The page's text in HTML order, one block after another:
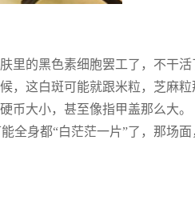
里的黑色素细胞罢工了，不干
，这白斑可能就跟米粒，芝麻粒
币大小，甚至像指甲盖那么大
全身都“白茫茫一片”了，那场